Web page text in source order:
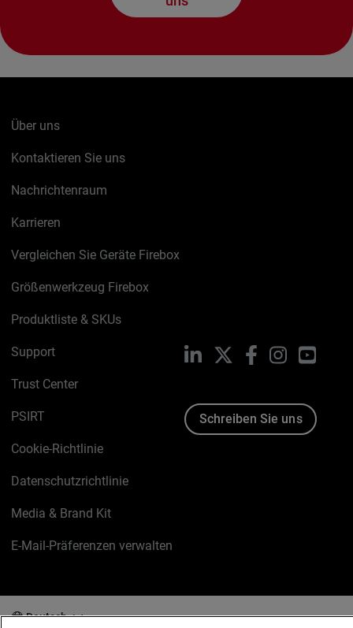
Über uns
Kontaktieren Sie uns
Nachrichtenraum
Karrieren
Vergleichen Sie Geräte Firebox
Größenwerkzeug Firebox
Produktliste & SKUs
Support
Trust Center
PSIRT
Cookie-Richtlinie
Datenschutzrichtlinie
Media & Brand Kit
E-Mail-Präferenzen verwalten
LinkedIn FacebookInstagram
Schreiben Sie uns
Deutsch